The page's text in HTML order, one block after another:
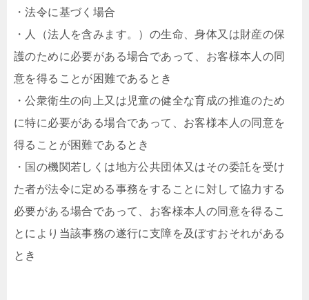
・法令に基づく場合
・人（法人を含みます。）の生命、身体又は財産の保
護のために必要がある場合であって、お客様本人の同
意を得ることが困難であるとき
・公衆衛生の向上又は児童の健全な育成の推進のため
に特に必要がある場合であって、お客様本人の同意を
得ることが困難であるとき
・国の機関若しくは地方公共団体又はその委託を受け
た者が法令に定める事務をすることに対して協力する
必要がある場合であって、お客様本人の同意を得るこ
とにより当該事務の遂行に支障を及ぼすおそれがある
とき